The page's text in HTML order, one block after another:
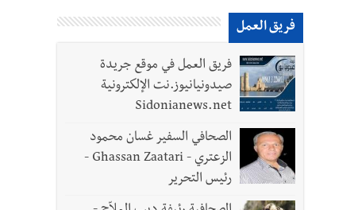
فريق العمل
فريق العمل في موقع جريدة
صيدونيانيوز.نت الإلكترونية
Sidonianews.net
الصحافي السفير غسان محمود
الزعتري - Ghassan Zaatari -
رئيس التحرير